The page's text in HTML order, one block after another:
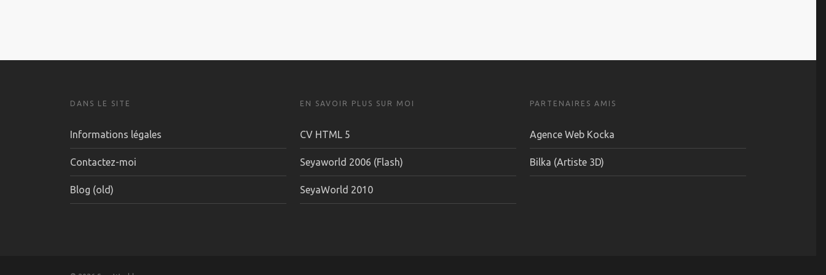
DANS LE SITE
Informations légales
Contactez-moi
Blog (old)
EN SAVOIR PLUS SUR MOI
CV HTML 5
Seyaworld 2006 (Flash)
SeyaWorld 2010
PARTENAIRES AMIS
Agence Web Kocka
Bilka (Artiste 3D)